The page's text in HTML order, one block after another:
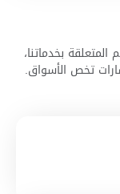
بخدماتنا،
تخص الأسواق.